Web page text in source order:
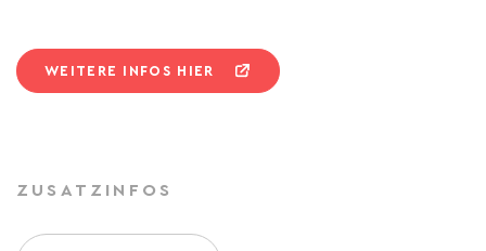
WEITERE INFOS HIER
ZUSATZINFOS